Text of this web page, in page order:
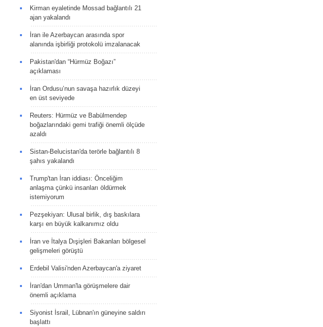
Kirman eyaletinde Mossad bağlantılı 21
ajan yakalandı
İran ile Azerbaycan arasında spor
alanında işbirliği protokolü imzalanacak
Pakistan'dan “Hürmüz Boğazı”
açıklaması
İran Ordusu’nun savaşa hazırlık düzeyi
en üst seviyede
Reuters: Hürmüz ve Babülmendep
boğazlarındaki gemi trafiği önemli ölçüde
azaldı
Sistan-Belucistan'da terörle bağlantılı 8
şahıs yakalandı
Trump'tan İran iddiası: Önceliğim
anlaşma çünkü insanları öldürmek
istemiyorum
Pezşekiyan: Ulusal birlik, dış baskılara
karşı en büyük kalkanımız oldu
İran ve İtalya Dışişleri Bakanları bölgesel
gelişmeleri görüştü
Erdebil Valisi'nden Azerbaycan'a ziyaret
İran'dan Umman'la görüşmelere dair
önemli açıklama
Siyonist İsrail, Lübnan'ın güneyine saldırı
başlattı